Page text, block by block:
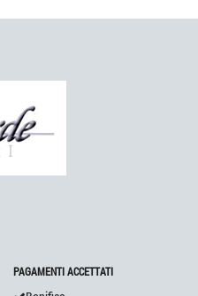
PAGAMENTI ACCETTATI